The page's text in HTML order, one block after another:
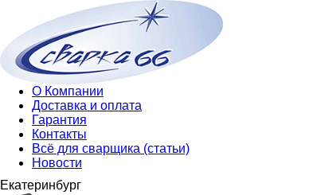
О Компании
Доставка и оплата
Гарантия
Контакты
Всё для сварщика (статьи)
Новости
Екатеринбург